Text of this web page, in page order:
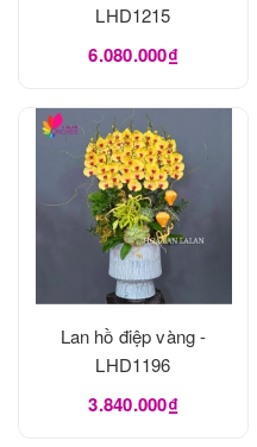
LHD1215
6.080.000₫
Lan hồ điệp vàng -
LHD1196
3.840.000₫